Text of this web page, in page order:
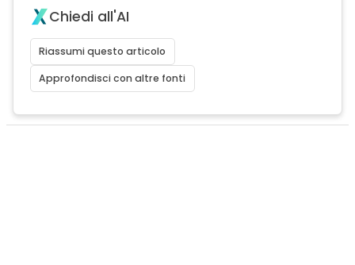
Chiedi all'AI
Riassumi questo articolo
Approfondisci con altre fonti